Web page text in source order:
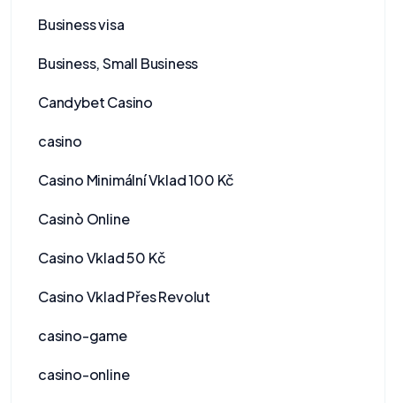
Business visa
Business, Small Business
Candybet Casino
casino
Casino Minimální Vklad 100 Kč
Casinò Online
Casino Vklad 50 Kč
Casino Vklad Přes Revolut
casino-game
casino-online